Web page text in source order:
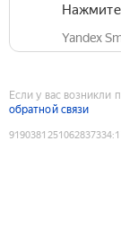
Yandex
Если у вас возникли
обратной связи
9190381251062837334: